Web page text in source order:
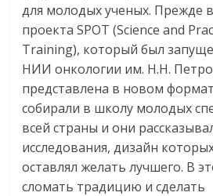
для молодых ученых. Прежде
проекта SPOT (Science and
Training), который был
НИИ онкологии им. Н.Н.
представлена в новом
собирали в школу молодых
всей страны и они
исследования, дизайн
оставлял желать лучшего. В
сломать традицию и сделать